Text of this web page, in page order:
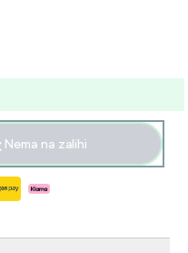
Nema na zalihi